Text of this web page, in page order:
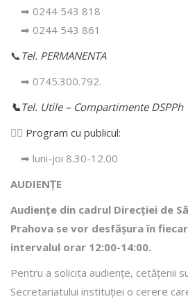
➡ 0244 543 818
➡ 0244 543 861
📞 Tel. PERMANENTA
➡ 0745.300.792.
📞Tel. Utile – Compartimente DSPPh
👩‍⚕️ Program cu publicul:
➡ luni-joi 8.30-12.00
AUDIENȚE
Audiențe din cadrul Direcţiei de
Prahova se vor desfăşura în
intervalul orar 12:00-14:00.
Pentru a solicita audienţe, cetăţenii
Secretariatului instituției o cerere